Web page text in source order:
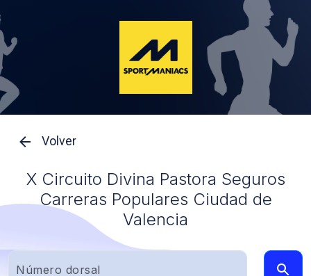
Volver
X Circuito Divina Pastora Seguros
Carreras Populares Ciudad de
Valencia